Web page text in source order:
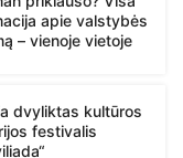
apie valstybės
– vienoje vietoje
dvyliktas kultūros
festivalis